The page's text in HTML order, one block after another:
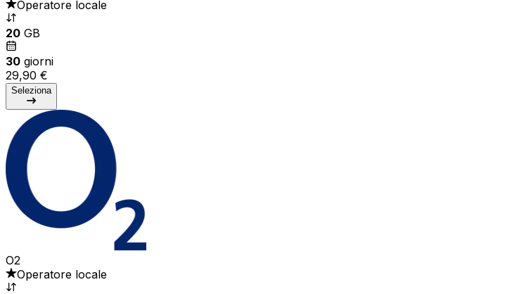
Operatore locale
20 GB
30 giorni
29,90 €
Seleziona
O2
Operatore locale